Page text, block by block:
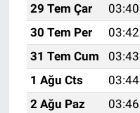
29 Tem Çar
03:40
30 Tem Per
03:42
31 Tem Cum
03:43
1 Ağu Cts
03:44
2 Ağu Paz
03:46